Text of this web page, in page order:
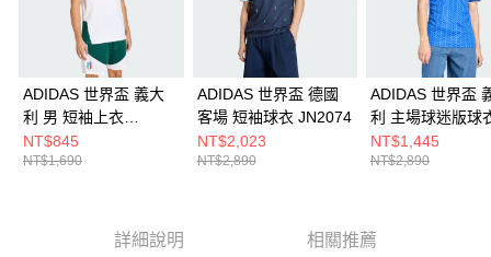
ADIDAS 世界盃 義大
利 男 短袖上衣
JZ9375
NT$845
NT$1,690
ADIDAS 世界盃 德國
客場 短袖球衣 JN2074
NT$2,023
NT$2,890
ADIDAS 世界盃
利 主場球迷版球
JL6937
NT$1,445
NT$2,890
詳細說明 相關推薦